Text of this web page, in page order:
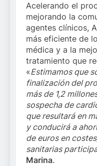
Acelerando el
mejorando la
agentes clínicos,
más eficiente de
médica y a la
tratamiento que
«Estimamos que
finalización del
más de 1,2
sospecha de
que resultará en
y conducirá a
de euros en
sanitarias
Marina.